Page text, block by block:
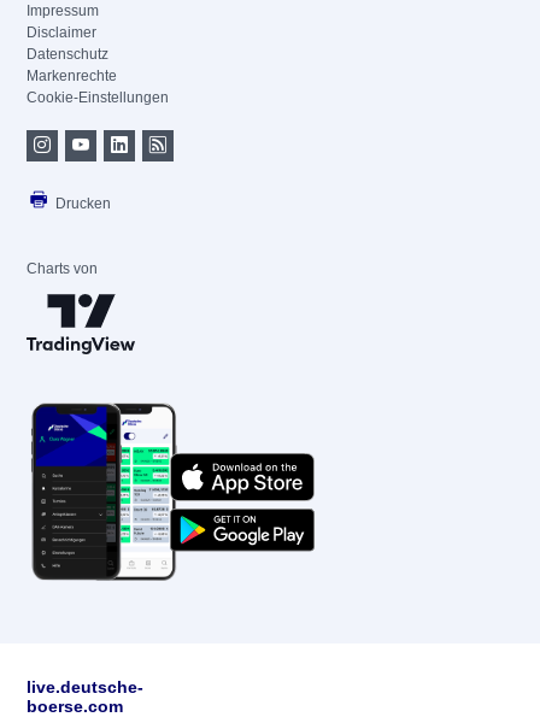
Impressum
Disclaimer
Datenschutz
Markenrechte
Cookie-Einstellungen
Drucken
Charts von
live.deutsche-
boerse.com